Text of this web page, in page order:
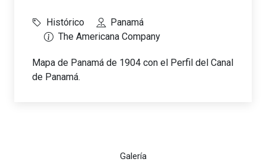
Histórico
Panamá
The Americana Company
Mapa de Panamá de 1904 con el Perfil del Canal
de Panamá.
Galería